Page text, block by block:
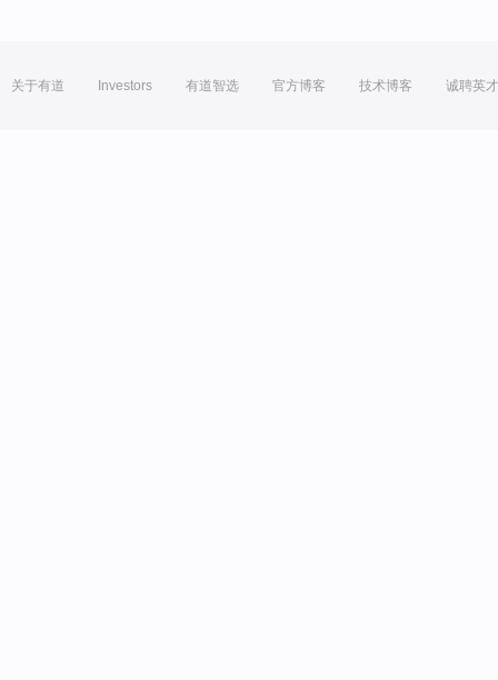
关于有道 Investors 有道智选 官方博客 技术博客 诚聘英才